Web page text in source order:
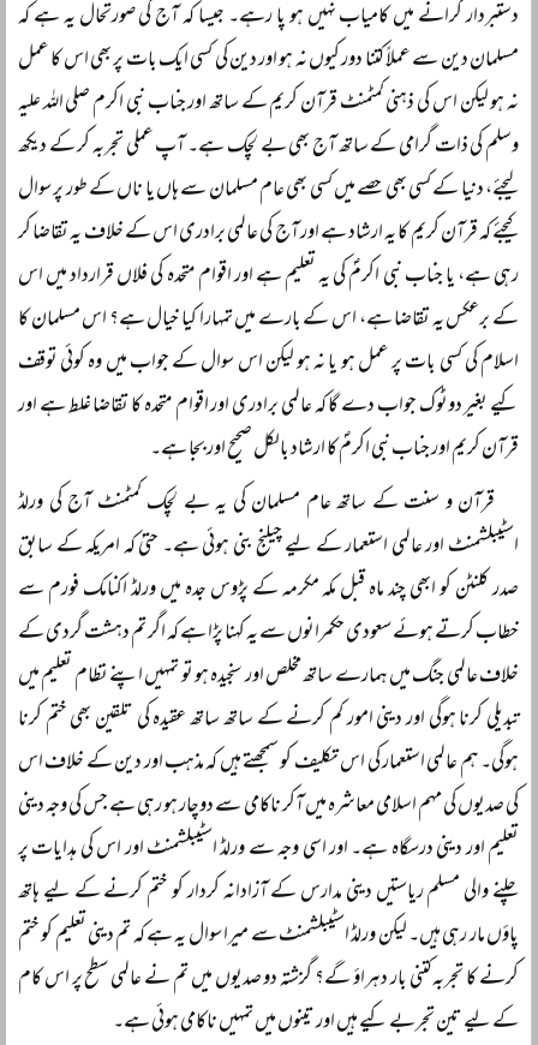
دستبردار کرانے میں کامیاب نہیں ہو پا رہے۔ جیسا کہ آج کی صورتحال یہ ہے کہ
مسلمان دین سے عملاً کتنا دور کیوں نہ ہو اور دین کی کسی ایک بات پر بھی اس کا عمل
نہ ہو لیکن اس کی ذہنی کمٹمنٹ قرآن کریم کے ساتھ اور جناب نبی اکرم صلی اللہ علیہ
وسلم کی ذات گرامی کے ساتھ آج بھی بے لچک ہے۔ آپ عملی تجربہ کر کے دیکھ
لیجئے، دنیا کے کسی بھی حصے میں کسی بھی عام مسلمان سے ہاں یا ناں کے طور پر سوال
کیجئے کہ قرآن کریم کا یہ ارشاد ہے اور آج کی عالمی برادری اس کے خلاف یہ تقاضا کر
رہی ہے، یا جناب نبی اکرمؐ کی یہ تعلیم ہے اور اقوام متحدہ کی فلاں قرارداد میں اس
کے برعکس یہ تقاضا ہے، اس کے بارے میں تمہارا کیا خیال ہے؟ اس مسلمان کا
اسلام کی کسی بات پر عمل ہو یا نہ ہو لیکن اس سوال کے جواب میں وہ کوئی توقف
کیے بغیر دوٹوک جواب دے گا کہ عالمی برادری اور اقوام متحدہ کا تقاضا غلط ہے اور
قرآن کریم اور جناب نبی اکرمؐ کا ارشاد بالکل صحیح اور بجا ہے۔
قرآن و سنت کے ساتھ عام مسلمان کی یہ بے لچک کمٹمنٹ آج کی ورلڈ
اسٹیبلشمنٹ اور عالمی استعمار کے لیے چیلنج بنی ہوئی ہے۔ حتیٰ کہ امریکہ کے سابق
صدر کلنٹن کو ابھی چند ماہ قبل مکہ مکرمہ کے پڑوس جدہ میں ورلڈ اکنامک فورم سے
خطاب کرتے ہوئے سعودی حکمرانوں سے یہ کہنا پڑا ہے کہ اگر تم دہشت گردی کے
خلاف عالمی جنگ میں ہمارے ساتھ مخلص اور سنجیدہ ہو تو تمہیں اپنے نظام تعلیم میں
تبدیلی کرنا ہوگی اور دینی امور کم کرنے کے ساتھ ساتھ عقیدہ کی تلقین بھی ختم کرنا
ہوگی۔ ہم عالمی استعمار کی اس تکلیف کو سمجھتے ہیں کہ مذہب اور دین کے خلاف اس
کی صدیوں کی مہم اسلامی معاشرہ میں آکر ناکامی سے دوچار ہو رہی ہے جس کی وجہ دینی
تعلیم اور دینی درسگاہ ہے۔ اور اسی وجہ سے ورلڈ اسٹیبلشمنٹ اور اس کی ہدایات پر
چلنے والی مسلم ریاستیں دینی مدارس کے آزادانہ کردار کو ختم کرنے کے لیے ہاتھ
پاؤں مار رہی ہیں۔ لیکن ورلڈ اسٹیبلشمنٹ سے میرا سوال یہ ہے کہ تم دینی تعلیم کو ختم
کرنے کا تجربہ کتنی بار دہراؤ گے؟ گزشتہ دو صدیوں میں تم نے عالمی سطح پر اس کام
کے لیے تین تجربے کیے ہیں اور تینوں میں تمہیں ناکامی ہوئی ہے۔